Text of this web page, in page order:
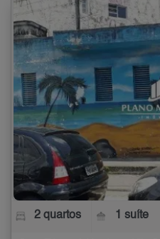
2 quartos 1 suíte